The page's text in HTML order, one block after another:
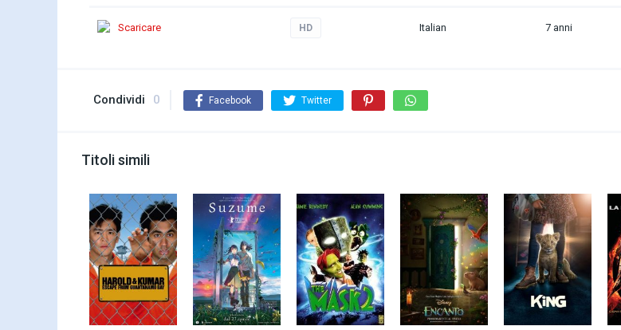
Scaricare HD Italian 7 anni
Condividi 0 Facebook Twitter
Titoli simili